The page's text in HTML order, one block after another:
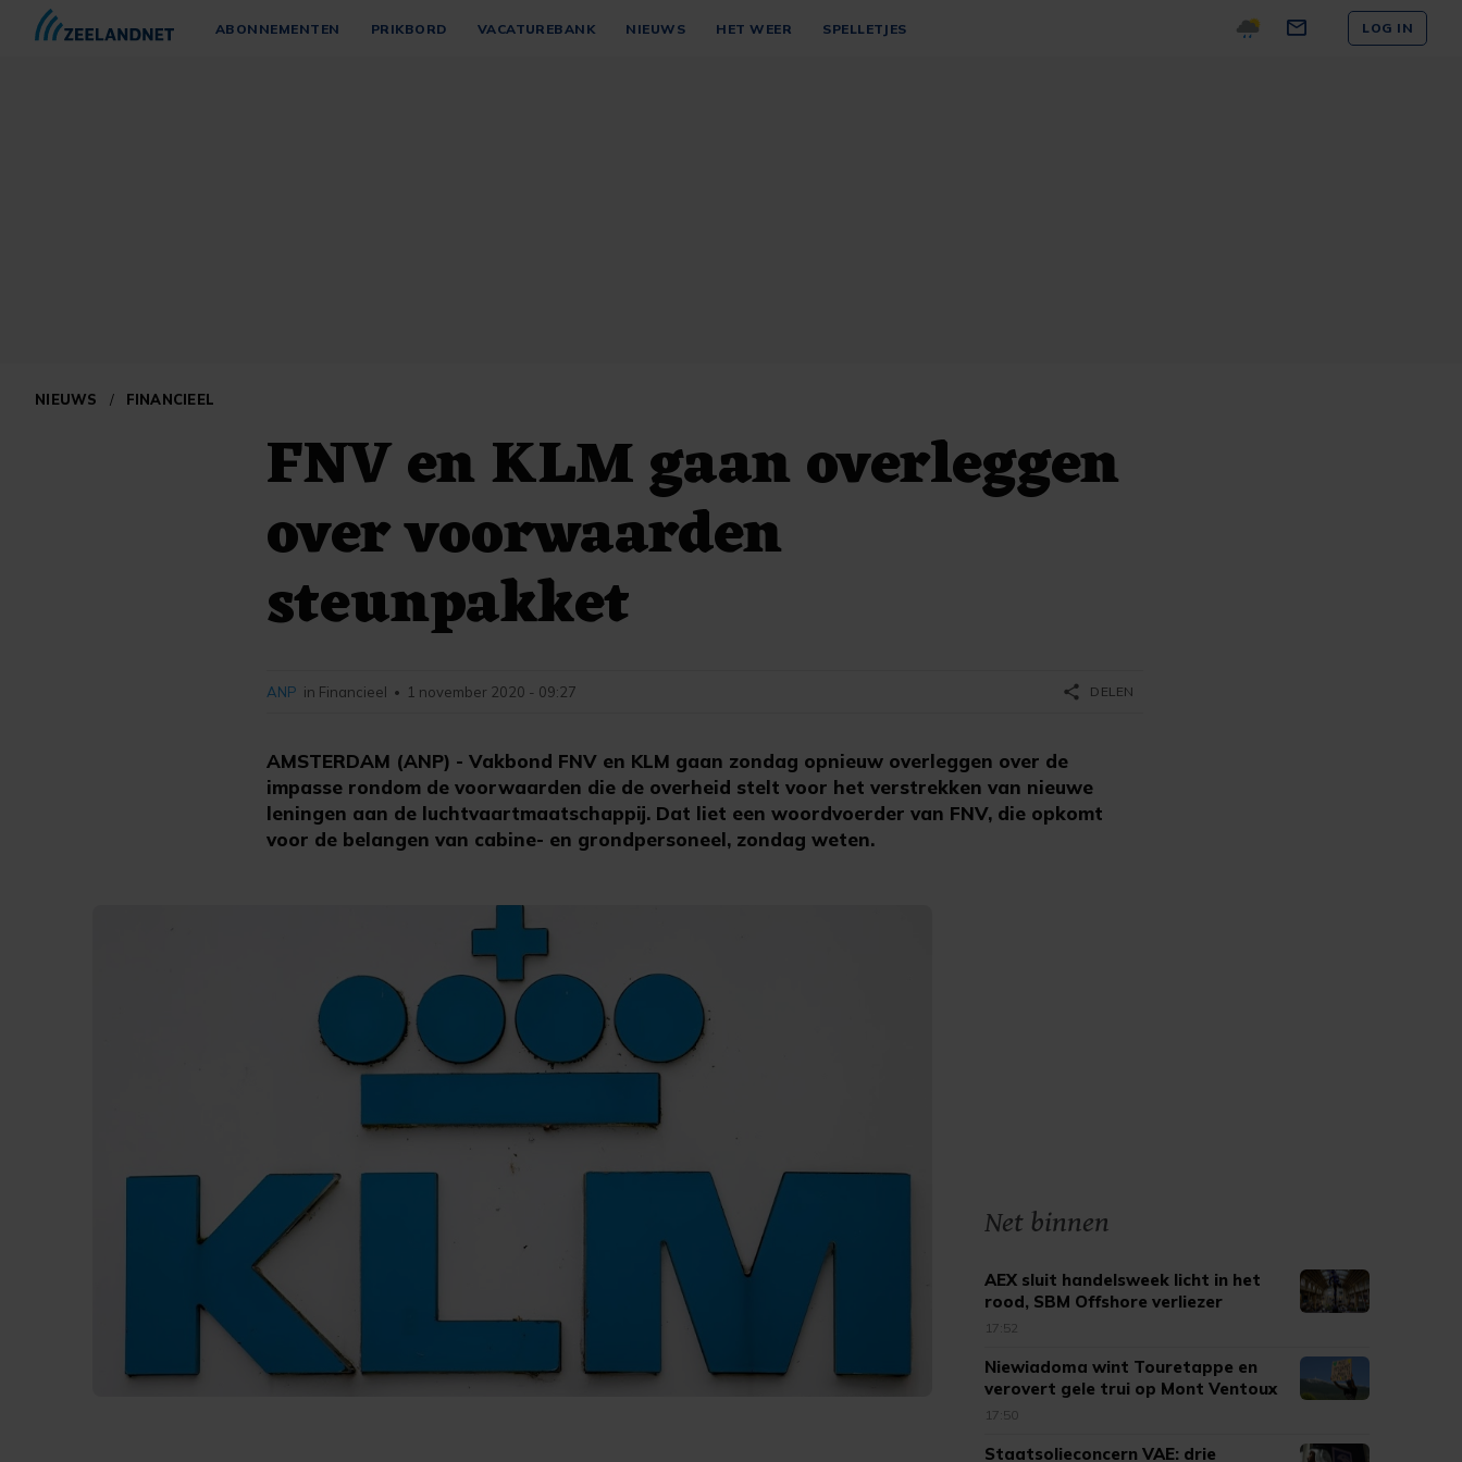
ABONNEMENTEN PRIKBORD VACATUREBANK NIEUWS HET WEER SPELLETJES LOG IN
NIEUWS / FINANCIEEL
FNV en KLM gaan overleggen
over voorwaarden
steunpakket
AMSTERDAM (ANP) - Vakbond FNV en KLM gaan zondag opnieuw overleggen over de
impasse rondom de voorwaarden die de overheid stelt voor het verstrekken van nieuwe
leningen aan de luchtvaartmaatschappij. Dat liet een woordvoerder van FNV, die opkomt
voor de belangen van cabine- en grondpersoneel, zondag weten.
ANP in Financieel • 1 november 2020 - 09:27 share DELEN
Net binnen
AEX sluit handelsweek licht in het
rood, SBM Offshore verliezer
17:52
Niewiadoma wint Touretappe en
verovert gele trui op Mont Ventoux
17:50
Staatsolieconcern VAE: drie